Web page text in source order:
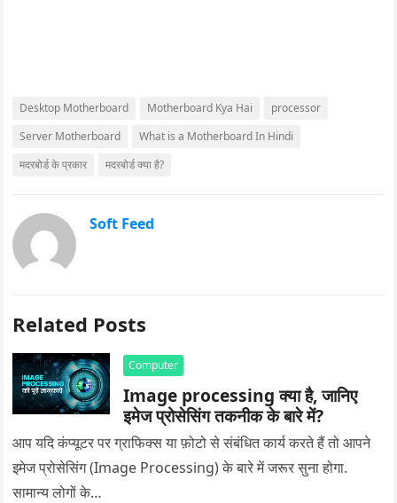
Desktop Motherboard Motherboard Kya Hai
processor
Server Motherboard
What is a Motherboard In Hindi
मदरबोर्ड के प्रकार
मदरबोर्ड क्या है?
Soft Feed
Related Posts
Computer
Image processing क्या है, जानिए
इमेज प्रोसेसिंग तकनीक के बारे में?
आप यदि कंप्यूटर पर ग्राफिक्स या फ़ोटो से संबंधित कार्य करते हैं तो आपने
इमेज प्रोसेसिंग (Image Processing) के बारे में जरूर सुना होगा.
सामान्य लोगों के…